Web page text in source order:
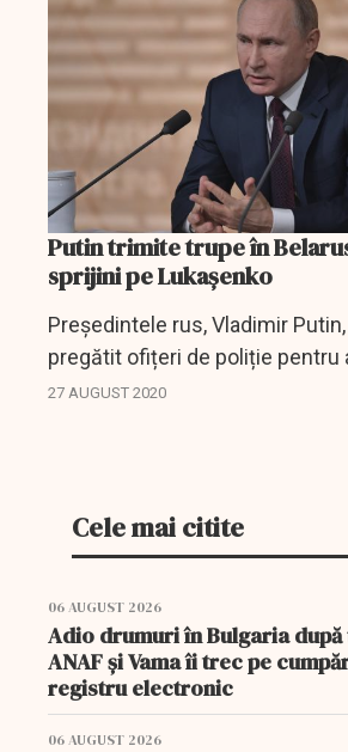
Putin trimite trupe în
sprijini pe Lukașenko
Președintele rus, Vladimir
pregătit ofițeri de poliție pentru
Belarusul, dacă este necesar,
27 AUGUST 2020
Cele mai citite
06 AUGUST 2026
Adio drumuri în Bulgaria
ANAF și Vama îi trec pe
registru electronic
06 AUGUST 2026